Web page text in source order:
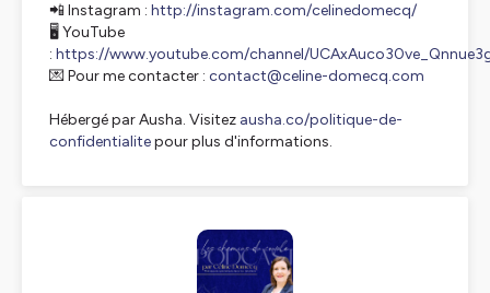
📲 Instagram : http://instagram.com/celinedomecq/
🖥️ YouTube
: https://www.youtube.com/channel/
💌 Pour me contacter : contact@celine-domecq.com
Hébergé par Ausha. Visitez ausha.co/politique-de-
confidentialitepour plus d'informations.